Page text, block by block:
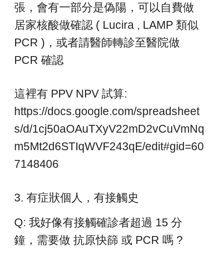
張，會有一部分是偽陽，可以自費做
居家核酸做確認 ( Lucira , LAMP 類似
PCR )，或者請醫師轉診至醫院做
PCR 確認
這裡有 PPV NPV 試算:
https://docs.google.com/spreadsheet
s/d/1cj50aOAuTXyV22mD2vCuVmNq
m5Mt2d6STIqWVF243qE/edit#gid=60
7148406
3. 有症狀個人，有接觸史
Q: 我好像有接觸確診者超過 15 分
鐘，需要做 抗原快篩 或 PCR 嗎 ?